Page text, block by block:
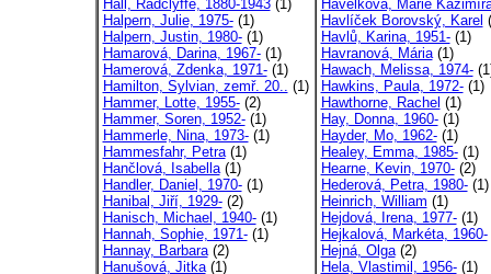
Hall, Radclyffe, 1880-1943(1)
Halpern, Julie, 1975-(1)
Halpern, Justin, 1980-(1)
Hamarová, Darina, 1967-(1)
Hamerová, Zdenka, 1971-(1)
Hamilton, Sylvian, zemř. 20.. (1)
Hammer, Lotte, 1955-(2)
Hammer, Soren, 1952-(1)
Hammerle, Nina, 1973-(1)
Hammesfahr, Petra(1)
Hančlová, Isabella(1)
Handler, Daniel, 1970-(1)
Hanibal, Jiří, 1929-(2)
Hanisch, Michael, 1940-(1)
Hannah, Sophie, 1971-(1)
Hannay, Barbara(2)
Hanušová, Jitka(1)
Havelková, Marie
Havlíček Borovský, Karel
Havlů, Karina, 1951-(1)
Havranová, Mária(1)
Hawach, Melissa, 1974-
Hawkins, Paula, 1972-(1)
Hawthorne, Rachel (1)
Hay, Donna, 1960-(1)
Hayder, Mo, 1962-(1)
Healey, Emma, 1985-(1)
Hearne, Kevin, 1970-(2)
Hederová, Petra, 1980-(1)
Heinrich, William (1)
Hejdová, Irena, 1977-(1)
Hejkalová, Markéta, 1960-
Hejná, Olga(2)
Hela, Vlastimil, 1956-(1)